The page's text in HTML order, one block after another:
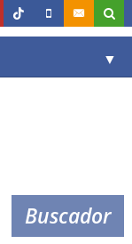
▼
▼
Buscador